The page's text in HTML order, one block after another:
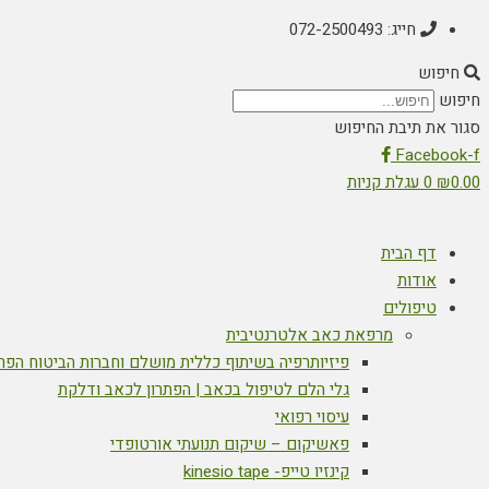
חייג: 072-2500493
חיפוש
חיפוש
סגור את תיבת החיפוש
Facebook-f
₪0.00
0 עגלת קניות
דף הבית
אודות
טיפולים
מרפאת כאב אלטרנטיבית
פיזיותרפיה בשיתוף כללית מושלם וחברות הביטוח
גלי הלם לטיפול בכאב | הפתרון לכאב ודלקת
עיסוי רפואי
פאשיקום – שיקום תנועתי אורטופדי
קינזיו טייפ- kinesio tape